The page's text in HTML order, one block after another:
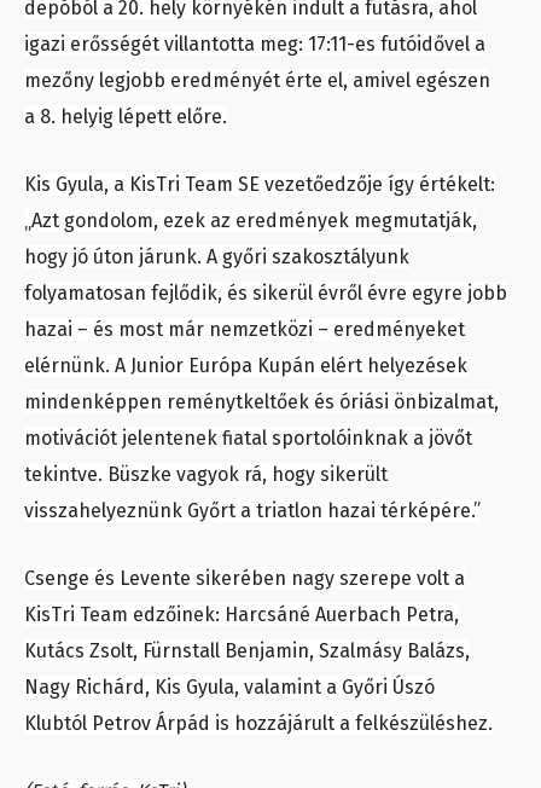
depóból a 20. hely környékén indult a futásra, ahol
igazi erősségét villantotta meg: 17:11-es futóidővel a
mezőny legjobb eredményét érte el, amivel egészen
a 8. helyig lépett előre.
Kis Gyula, a KisTri Team SE vezetőedzője így értékelt:
„Azt gondolom, ezek az eredmények megmutatják,
hogy jó úton járunk. A győri szakosztályunk
folyamatosan fejlődik, és sikerül évről évre egyre jobb
hazai – és most már nemzetközi – eredményeket
elérnünk. A Junior Európa Kupán elért helyezések
mindenképpen reménytkeltőek és óriási önbizalmat,
motivációt jelentenek fiatal sportolóinknak a jövőt
tekintve. Büszke vagyok rá, hogy sikerült
visszahelyeznünk Győrt a triatlon hazai térképére.”
Csenge és Levente sikerében nagy szerepe volt a
KisTri Team edzőinek: Harcsáné Auerbach Petra,
Kutács Zsolt, Fürnstall Benjamin, Szalmásy Balázs,
Nagy Richárd, Kis Gyula, valamint a Győri Úszó
Klubtól Petrov Árpád is hozzájárult a felkészüléshez.